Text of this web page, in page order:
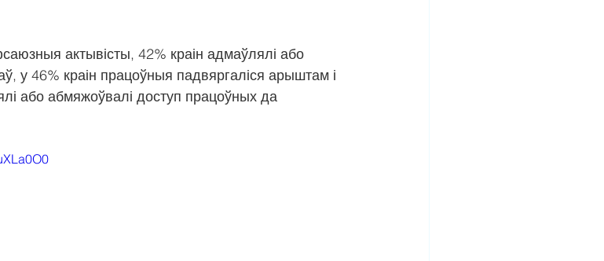
актывісты, 42% краін адмаўлялі або
у 46% краін працоўныя падвяргаліся арыштам і
або абмяжоўвалі доступ працоўных да